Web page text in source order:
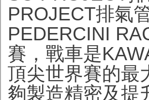
PROJECT排氣
PEDERCINI
賽，戰車是
頂尖世界賽的最
夠製造精密及提